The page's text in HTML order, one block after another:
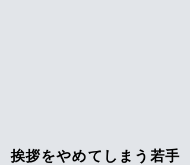
挨拶をやめてしまう若手